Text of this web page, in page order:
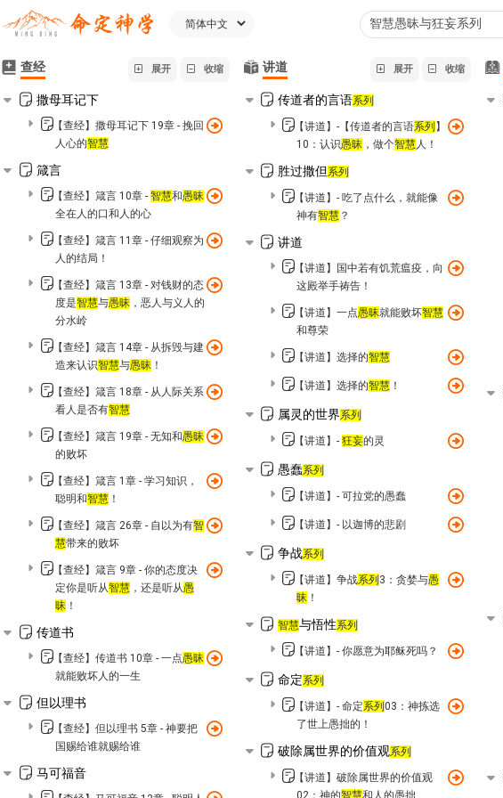
查经 展开 收缩
撒母耳记下
【查经】撒母耳记下 19章 - 挽回
人心的智慧
箴言
【查经】箴言 10章 - 智慧和愚昧
全在人的口和人的心
【查经】箴言 11章 - 仔细观察为
人的结局！
【查经】箴言 13章 - 对钱财的态
度是智慧与愚昧，恶人与义人的
分水岭
【查经】箴言 14章 - 从拆毁与建
造来认识智慧与愚昧！
【查经】箴言 18章 - 从人际关系
看人是否有智慧
【查经】箴言 19章 - 无知和愚昧
的败坏
【查经】箴言 1章 - 学习知识，
聪明和智慧！
【查经】箴言 26章 - 自以为有智
慧带来的败坏
【查经】箴言 9章 - 你的态度决
定你是听从智慧，还是听从愚
昧！
传道书
【查经】传道书 10章 - 一点愚昧
就能败坏人的一生
但以理书
【查经】但以理书 5章 - 神要把
国赐给谁就赐给谁
马可福音
讲道 展开 收缩
传道者的言语系列
【讲道】-【传道者的言语系列】
10：认识愚昧 ，做个智慧人！
胜过撒但系列
【讲道】- 吃了点什么，就能像
神有智慧 ？
讲道
【讲道】国中若有饥荒瘟疫，向
这殿举手祷告！
【讲道】一点愚昧就能败坏智慧
和尊荣
【讲道】选择的智慧
【讲道】选择的智慧 ！
属灵的世界系列
【讲道】-狂妄的灵
愚蠢系列
【讲道】- 可拉党的愚蠢
【讲道】- 以迦博的悲剧
争战系列
【讲道】争战系列3：贪婪与愚
昧 ！
智慧与悟性系列
【讲道】- 你愿意为耶稣死吗？
命定系列
【讲道】- 命定系列03：神拣选
了世上愚拙的！
破除属世界的价值观系列
【讲道】破除属世界的价值观
02：神的智慧和人的愚拙